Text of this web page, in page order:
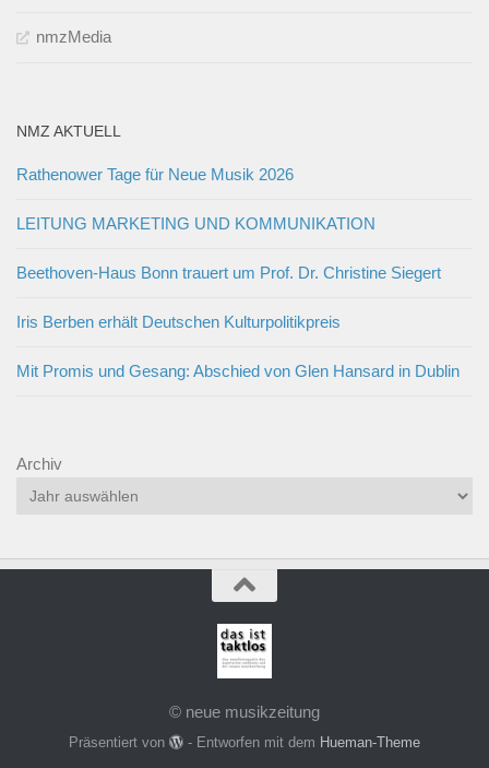
nmzMedia
NMZ AKTUELL
Rathenower Tage für Neue Musik 2026
LEITUNG MARKETING UND KOMMUNIKATION
Beethoven-Haus Bonn trauert um Prof. Dr. Christine Siegert
Iris Berben erhält Deutschen Kulturpolitikpreis
Mit Promis und Gesang: Abschied von Glen Hansard in Dublin
Archiv
© neue musikzeitung
Präsentiert von - Entworfen mit dem Hueman-Theme